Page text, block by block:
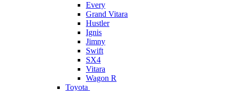
Every
Grand Vitara
Hustler
Ignis
Jimny
Swift
SX4
Vitara
Wagon R
Toyota